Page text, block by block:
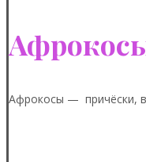
Афрокосы — причёски,